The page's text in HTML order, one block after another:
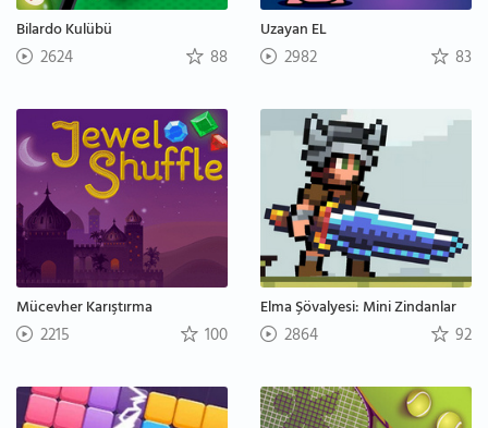
Bilardo Kulübü
2624 88
Uzayan EL
2982 83
Mücevher Karıştırma
2215 100
Elma Şövalyesi: Mini Zindanlar
2864 92